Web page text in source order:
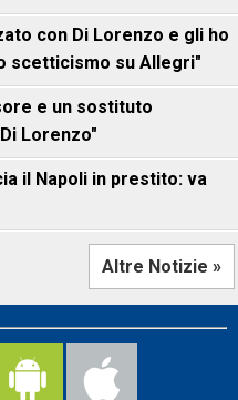
con Di Lorenzo e gli ho
scetticismo su Allegri"
e un sostituto
Lorenzo"
il Napoli in prestito: va
Altre Notizie »